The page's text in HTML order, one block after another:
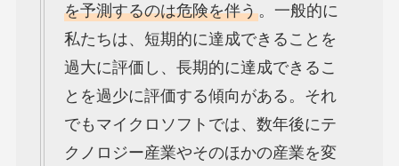
を予測するのは危険を伴う。一般的に
私たちは、短期的に達成できることを
過大に評価し、長期的に達成できるこ
とを過少に評価する傾向がある。それ
でもマイクロソフトでは、数年後にテ
クノロジー産業やそのほかの産業を変